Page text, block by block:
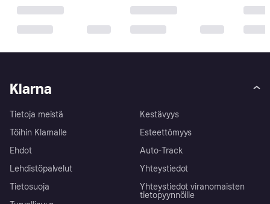
Klarna
Tietoja meistä
Töihin Klarnalle
Ehdot
Lehdistöpalvelut
Tietosuoja
Kestävyys
Esteettömyys
Auto-Track
Yhteystiedot
Yhteystiedot viranomaisten
tietopyynnöille